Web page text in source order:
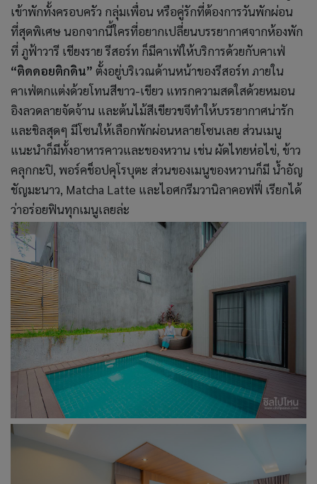
เข้าพักทั้งครอบครัว กลุ่มเพื่อน หรือคู่รักที่ต้องการวันพักผ่อน
ที่สุดพิเศษ นอกจากนี้ใครที่อยากเปลี่ยนบรรยากาศจากห้องพัก
ที่ ภูฟ้าวารี เชียงราย รีสอร์ท ก็มีคาเฟ่ให้บริการด้วยกับคาเฟ่
“ติดดอยติกดิน” ตั้งอยู่บริเวณด้านหน้าของรีสอร์ท ภายใน
คาเฟ่ตกแต่งด้วยโทนสีขาว-เขียว แทรกความสดใสด้วยหมอน
อิงลวดลายจัดจ้าน และต้นไม้สีเขียวขจีทำให้บรรยากาศน่ารัก
และชิลสุดๆ มีโซนให้เลือกพักผ่อนหลายโซนเลย ส่วนเมนู
แนะนำก็มีทั้งอาหารคาวและของหวาน เช่น ผัดไทยห่อไข่, ข้าว
คลุกกะปิ, พอร์คช็อปคุโรบุตะ ส่วนของเมนูของหวานก็มี น้ำอัญ
ชัญมะนาว, Matcha Latte และไอศกรีมวานิลาคอฟฟี่ เรียกได้
ว่าอร่อยฟินทุกเมนูเลยล่ะ